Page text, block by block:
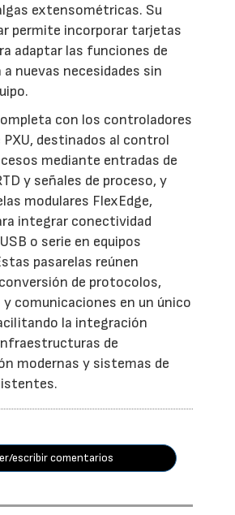
extensométricas. Su
permite incorporar tarjetas
adaptar las funciones de
nuevas necesidades sin
con los controladores
PXU, destinados al control
mediante entradas de
y señales de proceso, y
modulares FlexEdge,
integrar conectividad
o serie en equipos
pasarelas reúnen
de protocolos,
comunicaciones en un único
la integración
de
modernas y sistemas de
escribir comentarios